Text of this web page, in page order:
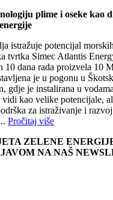
plime i oseke kao
istražuje potencijal
tvrtka Simec Atlantis
10 dana rada proizvela 10
je u pogonu u
gdje je instalirana u
kao velike potencijale,
za istraživanje i
Pročitaj više
ZELENE
NA NAŠ